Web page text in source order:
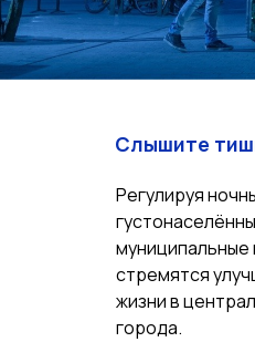
Регулируя
муниципальные
стремятся
жизни в
города.
Слышите